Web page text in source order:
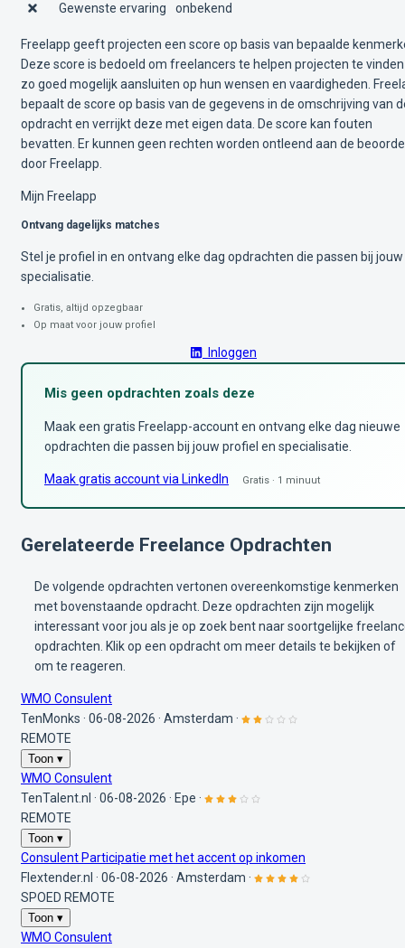
Gewenste ervaring
onbekend
Freelapp geeft projecten een score op basis van bepaalde
Deze score is bedoeld om freelancers te helpen projecten te
zo goed mogelijk aansluiten op hun wensen en vaardigheden.
bepaalt de score op basis van de gegevens in de omschrijving van
opdracht en verrijkt deze met eigen data. De score kan fouten
bevatten. Er kunnen geen rechten worden ontleend aan de
door Freelapp.
Mijn Freelapp
Ontvang dagelijks matches
Stel je profiel in en ontvang elke dag opdrachten die passen bij jouw
specialisatie.
Gratis, altijd opzegbaar
Op maat voor jouw profiel
Inloggen
Mis geen opdrachten zoals deze
Maak een gratis Freelapp-account en ontvang elke dag nieuwe
opdrachten die passen bij jouw profiel en specialisatie.
Maak gratis account via LinkedIn Gratis · 1 minuut
Gerelateerde Freelance Opdrachten
De volgende opdrachten vertonen overeenkomstige kenmerken
met bovenstaande opdracht. Deze opdrachten zijn mogelijk
interessant voor jou als je op zoek bent naar soortgelijke
opdrachten. Klik op een opdracht om meer details te bekijken of
om te reageren.
WMO Consulent
TenMonks · 06-08-2026 · Amsterdam ·
REMOTE
Toon ▾
WMO Consulent
TenTalent.nl · 06-08-2026 · Epe ·
REMOTE
Toon ▾
Consulent Participatie met het accent op inkomen
Flextender.nl · 06-08-2026 · Amsterdam ·
SPOED REMOTE
Toon ▾
WMO Consulent